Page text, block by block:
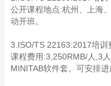
公开课程地点:杭州、上海
动开班。
3.ISO/TS 22163:2017培训
课程费用:3,250RMB/人,3
MINITAB软件套。可安排进